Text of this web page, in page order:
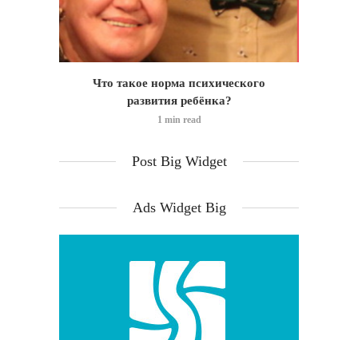
Что такое норма психического
развития ребёнка?
1 min read
Post Big Widget
Ads Widget Big